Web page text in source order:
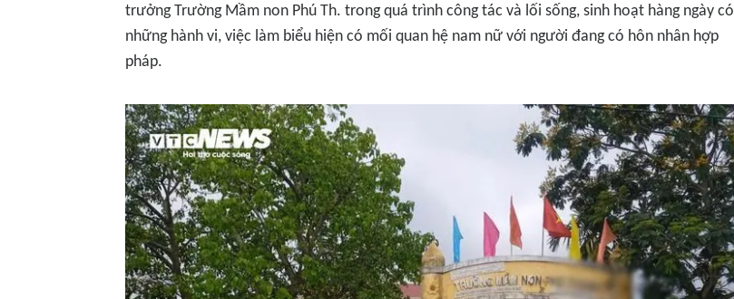
trưởng Trường Mầm non Phú Th. trong quá trình công tác và lối sống, sinh hoạt hàng ngày có
những hành vi, việc làm biểu hiện có mối quan hệ nam nữ với người đang có hôn nhân hợp
pháp.